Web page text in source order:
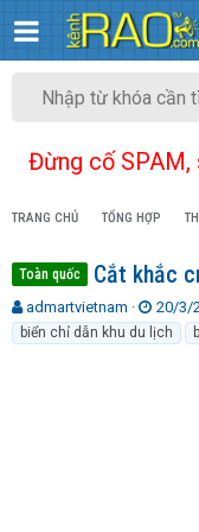
Đừng cố SPAM,
TRANG CHỦ TỔNG HỢP
Toàn quốc Cắt khắc
T
h
r
admartvietnam
N
g
à
20/3/
biển chỉ dẫn khu du lịch